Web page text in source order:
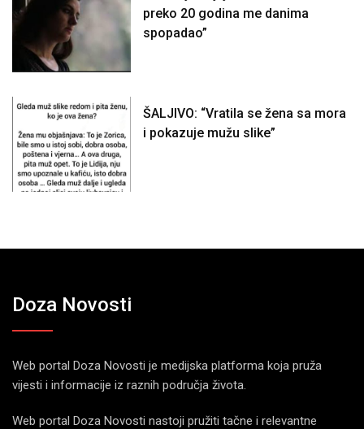
preko 20 godina me danima
spopadao”
ŠALJIVO: “Vratila se žena sa mora
i pokazuje mužu slike”
Doza Novosti
Web portal Doza Novosti je medijska platforma koja pruža
vijesti i informacije iz raznih područja života.
Web portal Doza Novosti nastoji pružiti tačne i relevantne